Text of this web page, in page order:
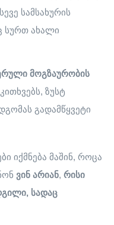
სამსახურის
სურთ ახალი
მოგზაურობის
ზუსტ
გადამწყვეტი
იქმნება მაშინ, როცა
ვინ არიან, რისი
, სადაც